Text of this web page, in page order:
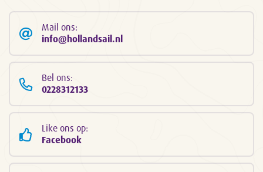
Mail ons:
info@hollandsail.nl
Bel ons:
0228312133
Like ons op:
Facebook